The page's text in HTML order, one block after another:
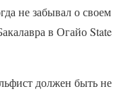
не забывал о своем
в Огайо State
должен быть не